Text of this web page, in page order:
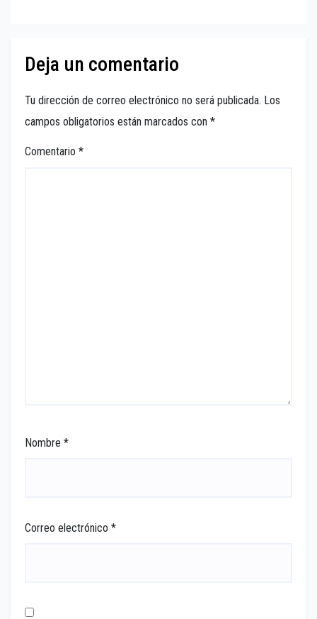
Deja un comentario
Tu dirección de correo electrónico no será publicada. Los
campos obligatorios están marcados con *
Comentario *
Nombre *
Correo electrónico *